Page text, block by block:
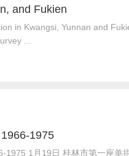
and Fukien
in Kwangsi, Yunnan and
...
1975
1975 1月19日 桂林市第一座单